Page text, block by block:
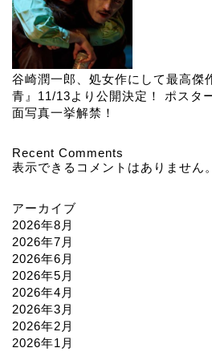
谷崎潤一郎、処女作にして最高傑
青』11/13より公開決定！ ポスタ
面写真一挙解禁！
Recent Comments
表示できるコメントはありません。
アーカイブ
2026年8月
2026年7月
2026年6月
2026年5月
2026年4月
2026年3月
2026年2月
2026年1月